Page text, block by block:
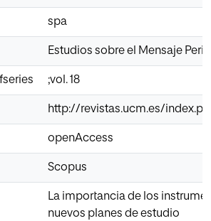
spa
Estudios sobre el Mensaje
;vol. 18
http://revistas.ucm.es/
openAccess
Scopus
La importancia de los
nuevos planes de estudio